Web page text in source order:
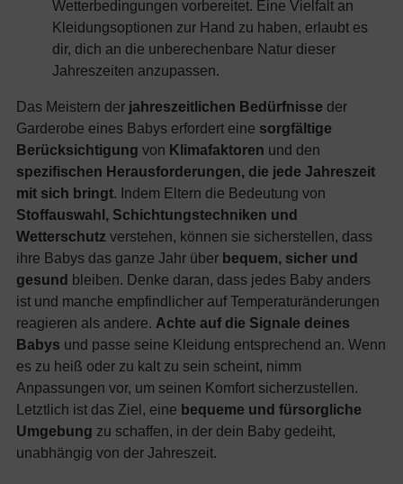
Wetterbedingungen vorbereitet. Eine Vielfalt an
Kleidungsoptionen zur Hand zu haben, erlaubt es
dir, dich an die unberechenbare Natur dieser
Jahreszeiten anzupassen.
Das Meistern der jahreszeitlichen Bedürfnisse der
Garderobe eines Babys erfordert eine sorgfältige
Berücksichtigung von Klimafaktoren und den
spezifischen Herausforderungen, die jede Jahreszeit
mit sich bringt. Indem Eltern die Bedeutung von
Stoffauswahl, Schichtungstechniken und
Wetterschutz verstehen, können sie sicherstellen, dass
ihre Babys das ganze Jahr über bequem, sicher und
gesund bleiben. Denke daran, dass jedes Baby anders
ist und manche empfindlicher auf Temperaturänderungen
reagieren als andere. Achte auf die Signale deines
Babys und passe seine Kleidung entsprechend an. Wenn
es zu heiß oder zu kalt zu sein scheint, nimm
Anpassungen vor, um seinen Komfort sicherzustellen.
Letztlich ist das Ziel, eine bequeme und fürsorgliche
Umgebung zu schaffen, in der dein Baby gedeiht,
unabhängig von der Jahreszeit.